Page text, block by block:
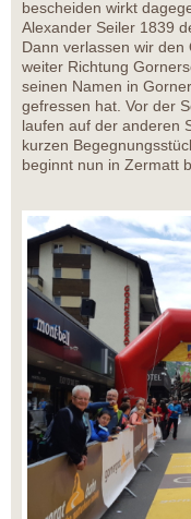
bescheiden wirkt
Alexander Seiler 1839
Dann verlassen wir
weiter Richtung
seinen Namen in
gefressen hat. Vor der
laufen auf der anderen
kurzen
beginnt nun in Zermatt